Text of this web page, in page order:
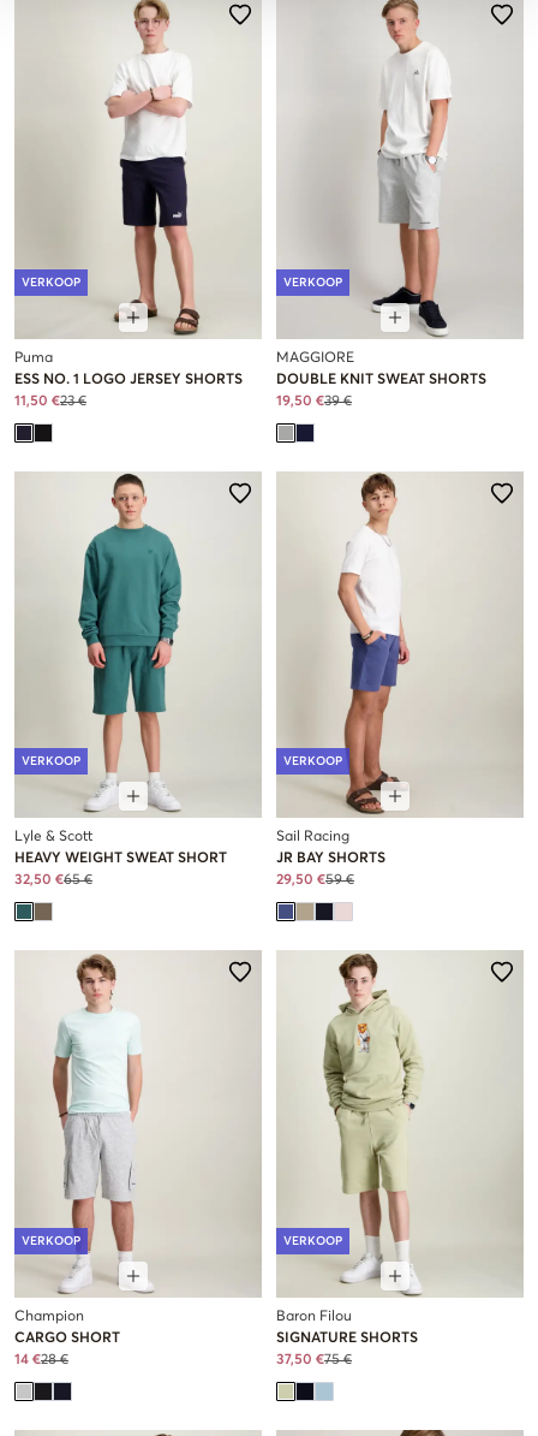
VERKOOP
Puma
ESS NO. 1 LOGO JERSEY SHORTS
11,50 €23 €
VERKOOP
MAGGIORE
DOUBLE KNIT SWEAT SHORTS
19,50 €39 €
VERKOOP
Lyle & Scott
HEAVY WEIGHT SWEAT SHORT
32,50 €65 €
VERKOOP
Sail Racing
JR BAY SHORTS
29,50 €59 €
VERKOOP
Champion
CARGO SHORT
14 €28 €
VERKOOP
Baron Filou
SIGNATURE SHORTS
37,50 €75 €